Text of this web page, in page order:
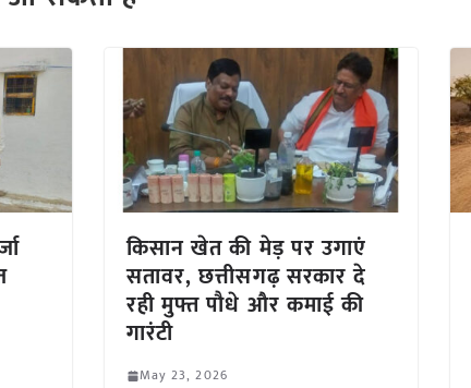
किसान खेत की मेड़ पर उगाएं
सतावर, छत्तीसगढ़ सरकार दे
रही मुफ्त पौधे और कमाई की
गारंटी
May 23, 2026